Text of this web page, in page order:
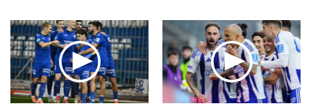
Προεδρικές 2023
Δημοσκοπήσεις
Διπλωματία
Αθλητισμός
Πωλούνται
Ζητούν εργασία
Θέσεις εργασίας
Geek